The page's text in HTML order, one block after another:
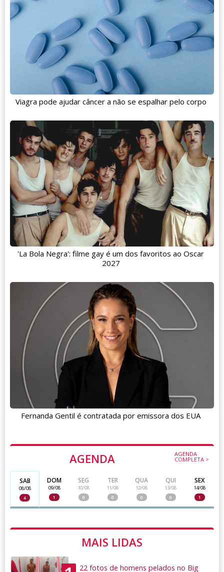
Viagra pode ajudar câncer a não se espalhar pelo corpo
'La Bola Negra': filme gay é um dos favoritos ao Oscar
2027
Fernanda Gentil é contratada por emissora dos EUA
AGENDA AGENDA
COMPLETA >
SAB
08/08
4
DOM
09/08
1
SEG
10/08
0
TER
11/08
0
QUA
12/08
0
QUI
13/08
0
SEX
14/08
1
MAIS LIDAS
22 fotos de homens pelados no Big